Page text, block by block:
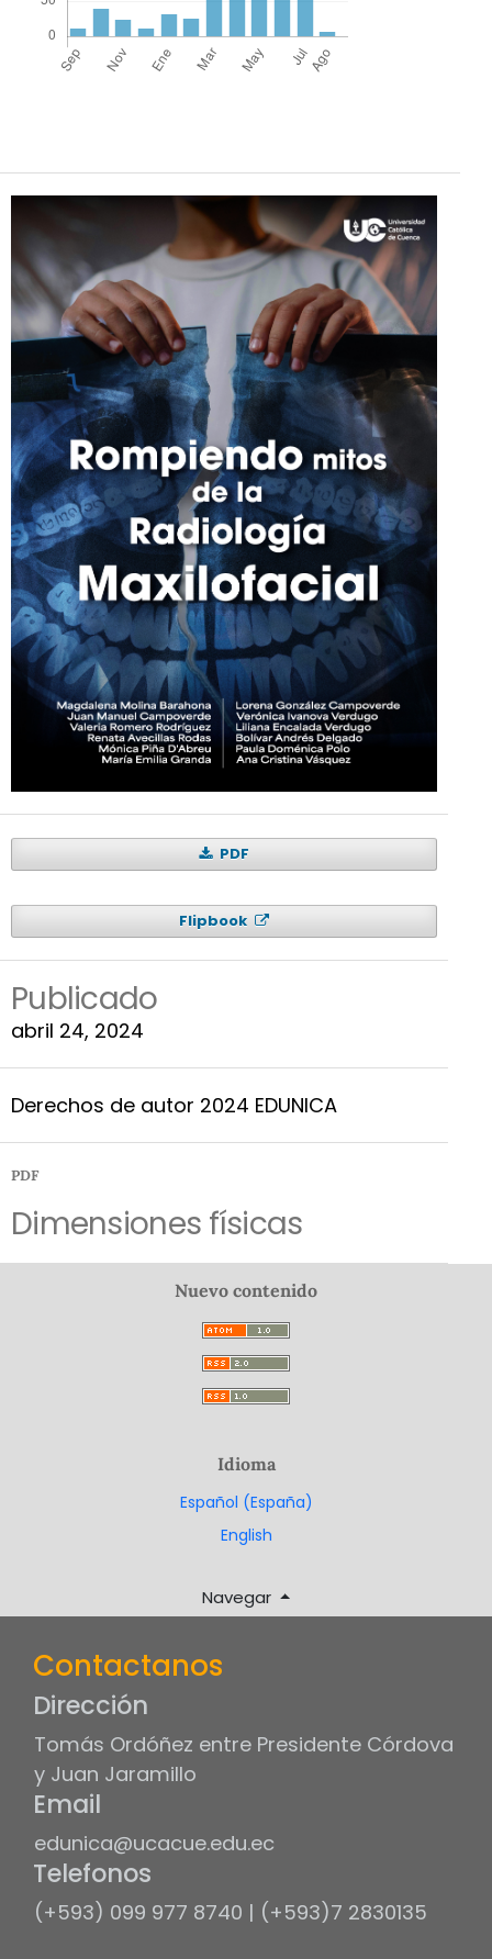
PDF
Flipbook
Publicado
abril 24, 2024
Derechos de autor 2024 EDUNICA
PDF
Dimensiones físicas
Nuevo contenido
Idioma
Español (España)
English
Navegar
Contactanos
Dirección
Tomás Ordóñez entre Presidente Córdova
y Juan Jaramillo
Email
edunica@ucacue.edu.ec
Telefonos
(+593) 099 977 8740 | (+593)7 2830135